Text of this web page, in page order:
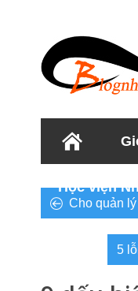
Học viện
Cho quản
5